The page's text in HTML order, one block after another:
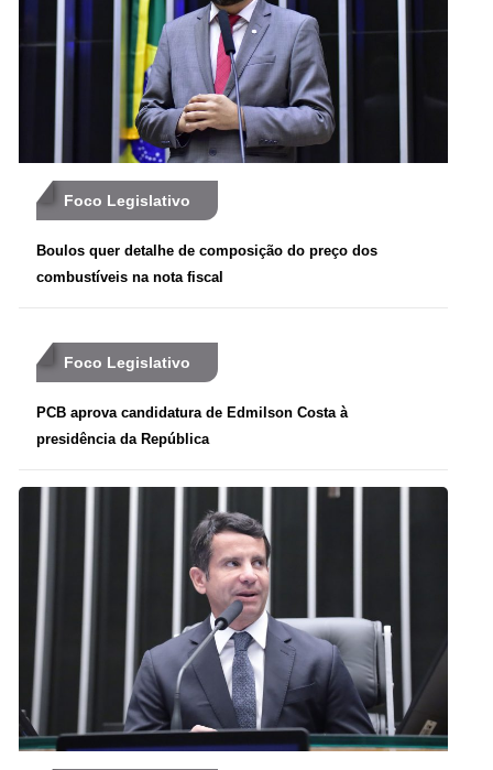
Foco Legislativo
Boulos quer detalhe de composição do preço dos
combustíveis na nota fiscal
Foco Legislativo
PCB aprova candidatura de Edmilson Costa à
presidência da República